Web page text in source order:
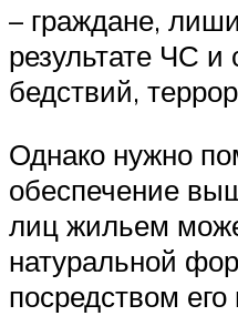
– граждане,
результате ЧС и
бедствий,
Однако нужно
обеспечение
лиц жильем
натуральной
посредством